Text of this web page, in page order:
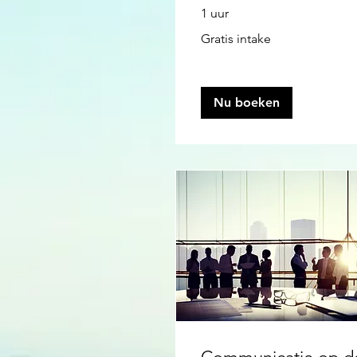
1 uur
intake
Gratis intake
Nu boeken